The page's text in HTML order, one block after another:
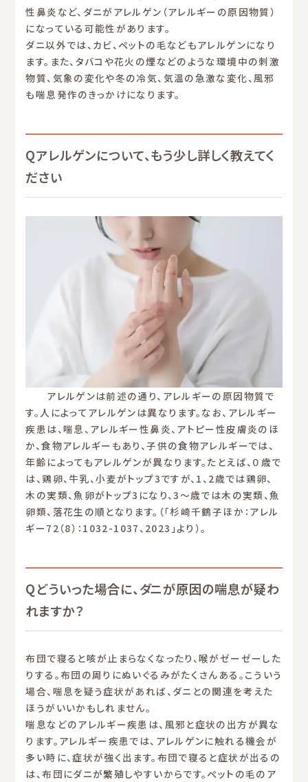
性鼻炎など、ダニがアレルゲン（アレルギーの原因物質）
になっている可能性があります。
ダニ以外では、カビ、ペットの毛などもアレルゲンになり
ます。また、タバコや花火の煙などのような環境中の刺激
物質、気象の変化や冬の冷気、気温の急激な変化、風邪
も喘息発作のきっかけになります。
Qアレルゲンについて、もう少し詳しく教えてく
ださい
アレルゲンは前述の通り、アレルギーの原因物質で
す。人によってアレルゲンは異なります。なお、アレルギー
疾患は、喘息、アレルギー性鼻炎、アトピー性皮膚炎のほ
か、食物アレルギーもあり、子供の食物アレルギーでは、
年齢によってもアレルゲンが異なります。たとえば、０歳で
は、鶏卵、牛乳、小麦がトップ3ですが、1、2歳では鶏卵、
木の実類、魚卵がトップ3になり、3〜歳では木の実類、魚
卵類、落花生の順となります。（「杉崎千鶴子ほか：アレル
ギー72（8）：1032-1037、2023」より）。
Qどういった場合に、ダニが原因の喘息が疑わ
れますか？
布団で寝ると咳が止まらなくなったり、喉がゼーゼーした
りする。布団の周りにぬいぐるみがたくさんある。こういう
場合、喘息を疑う症状があれば、ダニとの関連を考えた
ほうがいいかもしれません。
喘息などのアレルギー疾患は、風邪と症状の出方が異な
ります。アレルギー疾患では、アレルゲンに触れる機会が
多い時に、症状が強く出ます。布団で寝ると症状が出るの
は、布団にダニが繁殖しやすいからです。ペットの毛のア